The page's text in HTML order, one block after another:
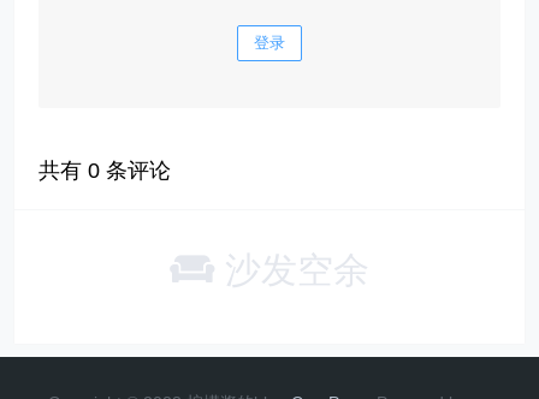
登录
共有0 条评论
沙发空余